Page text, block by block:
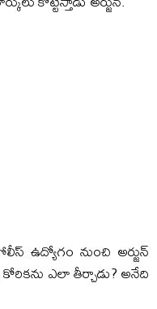
ఉద్యోగం నుంచి అర్జున్
ఎలా తీర్చాడు? అనేది